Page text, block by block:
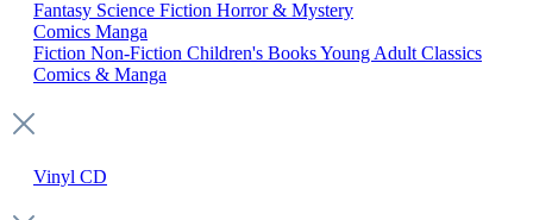
Fantasy Science Fiction Horror & Mystery
Comics Manga
Fiction Non-Fiction Children's BooksYoung Adult Classics
Comics & Manga
Vinyl CD